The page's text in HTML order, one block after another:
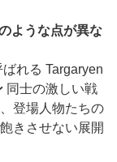
ような点が異な
ばれる Targaryen
同士の激しい戦
登場人物たちの
きさせない展開